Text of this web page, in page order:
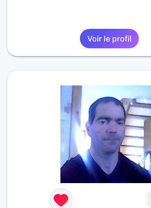
Voir le profil